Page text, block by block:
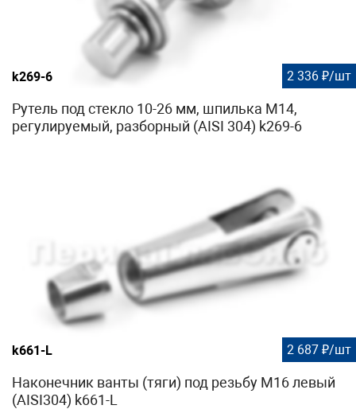
k269-6 2 336 ₽/шт
Рутель под стекло 10-26 мм, шпилька М14,
регулируемый, разборный (AISI 304) k269-6
k661-L 2 687 ₽/шт
Наконечник ванты (тяги) под резьбу М16 левый
(AISI304) k661-L